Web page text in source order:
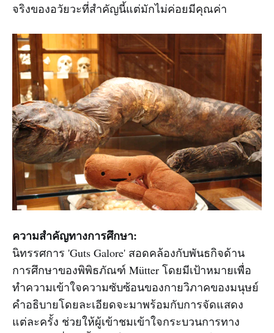
จริงของอวัยวะที่สำคัญนี้แต่มักไม่ค่อยมีคุณค่า
ความสำคัญทางการศึกษา:
นิทรรศการ 'Guts Galore' สอดคล้องกับพันธกิจด้าน
การศึกษาของพิพิธภัณฑ์ Mütter โดยมีเป้าหมายเพื่อ
ทำความเข้าใจความซับซ้อนของกายวิภาคของมนุษย์
คำอธิบายโดยละเอียดจะมาพร้อมกับการจัดแสดง
แต่ละครั้ง ช่วยให้ผู้เข้าชมเข้าใจกระบวนการทาง